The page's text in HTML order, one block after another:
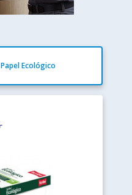
Papel Ecológico